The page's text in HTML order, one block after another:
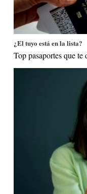
¿El tuyo está en la lista?
Top pasaportes que